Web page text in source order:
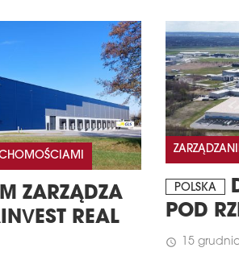
ZARZĄDZA
REAL
POLSKA
POD
schedule 15